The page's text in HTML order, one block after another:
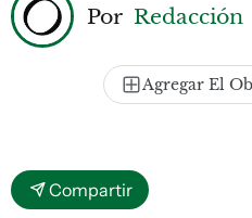
Por Redacción
Agregar El
Compartir